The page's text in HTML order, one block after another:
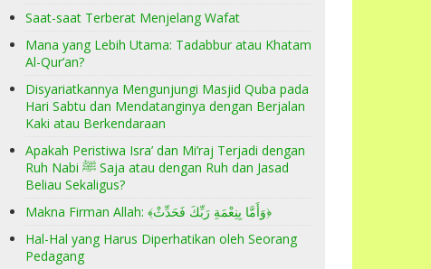
Saat-saat Terberat Menjelang Wafat
Mana yang Lebih Utama: Tadabbur atau Khatam
Al-Qur’an?
Disyariatkannya Mengunjungi Masjid Quba pada
Hari Sabtu dan Mendatanginya dengan Berjalan
Kaki atau Berkendaraan
Apakah Peristiwa Isra’ dan Mi’raj Terjadi dengan
Ruh Nabi ﷺ Saja atau dengan Ruh dan Jasad
Beliau Sekaligus?
Makna Firman Allah: ﴾وَأَمَّا بِنِعْمَةِ رَبِّكَ فَحَدِّثْ﴿
Hal-Hal yang Harus Diperhatikan oleh Seorang
Pedagang